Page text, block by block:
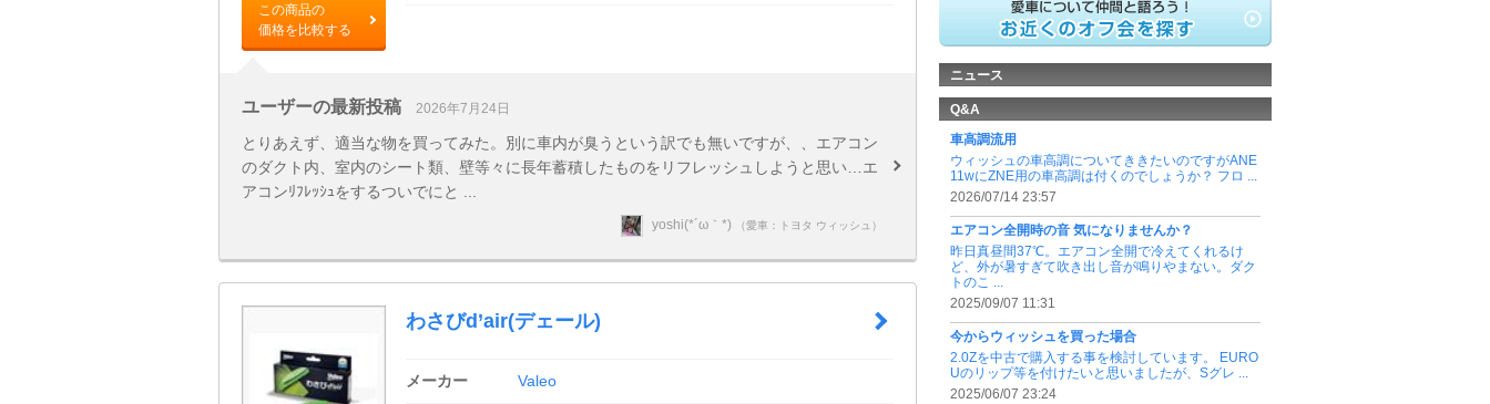
この商品の
価格を比較する
ユーザーの最新投稿 2026年7月24日
とりあえず、適当な物を買ってみた。別に車内が臭うという訳でも無いですが、、エアコン
のダクト内、室内のシート類、壁等々に長年蓄積したものをリフレッシュしようと思い…エ
アコンﾘﾌﾚｯｼｭをするついでにと ...
yoshi(*´ω｀*) （愛車：トヨタ ウィッシュ）
わさびd’air(デェール)
メーカー Valeo
ニュース
Q&A
車高調流用
ウィッシュの車高調についてききたいのですがANE
11wにZNE用の車高調は付くのでしょうか？ フロ ...
2026/07/14 23:57
エアコン全開時の音 気になりませんか？
昨日真昼間37℃。エアコン全開で冷えてくれるけ
ど、外が暑すぎて吹き出し音が鳴りやまない。ダク
トのこ ...
2025/09/07 11:31
今からウィッシュを買った場合
2.0Zを中古で購入する事を検討しています。 EURO
Uのリップ等を付けたいと思いましたが、Sグレ ...
2025/06/07 23:24